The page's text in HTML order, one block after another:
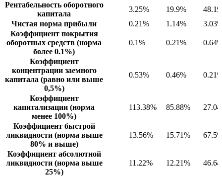
Рентабельность оборотного
капитала
3.25% 19.9%
Чистая норма прибыли
0.21% 1.14%
Коэффициент покрытия
оборотных средств (норма
более 0.1%)
0.1% 0.21%
Коэффициент
концентрации заемного
капитала (равно или выше
0,5%)
0.53% 0.46%
Коэффициент
капитализации (норма
менее 100%)
113.38% 85.88%
Коэффициент быстрой
ликвидности (норма выше
80% и выше)
13.56% 15.71%
Коэффициент абсолютной
ликвидности (норма выше
25%)
11.22% 12.21%